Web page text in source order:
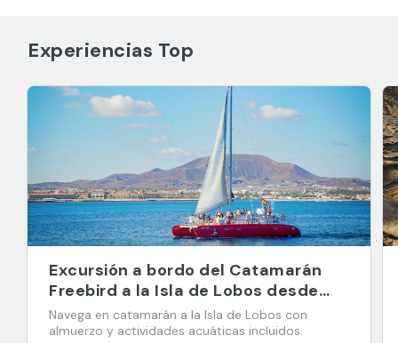
Experiencias Top
Excursión a bordo del Catamarán
Freebird a la Isla de Lobos desde
Corralejo
Navega en catamarán a la Isla de Lobos con
almuerzo y actividades acuáticas incluidos.